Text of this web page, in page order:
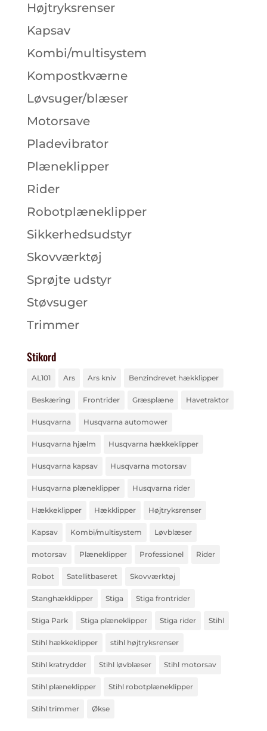
Højtryksrenser
Kapsav
Kombi/multisystem
Kompostkværne
Løvsuger/blæser
Motorsave
Pladevibrator
Plæneklipper
Rider
Robotplæneklipper
Sikkerhedsudstyr
Skovværktøj
Sprøjte udstyr
Støvsuger
Trimmer
Stikord
AL101 Ars Ars kniv Benzindrevet hækklipper
Beskæring Frontrider Græsplæne Havetraktor
Husqvarna Husqvarna automower
Husqvarna hjælm Husqvarna hækkeklipper
Husqvarna kapsav Husqvarna motorsav
Husqvarna plæneklipper Husqvarna rider
Hækkeklipper Hækklipper Højtryksrenser
Kapsav Kombi/multisystem Løvblæser
motorsav Plæneklipper Professionel Rider
Robot Satellitbaseret Skovværktøj
Stanghækklipper Stiga Stiga frontrider
Stiga Park Stiga plæneklipper Stiga rider Stihl
Stihl hækkeklipper stihl højtryksrenser
Stihl kratrydder Stihl løvblæser Stihl motorsav
Stihl plæneklipper Stihl robotplæneklipper
Stihl trimmer Økse